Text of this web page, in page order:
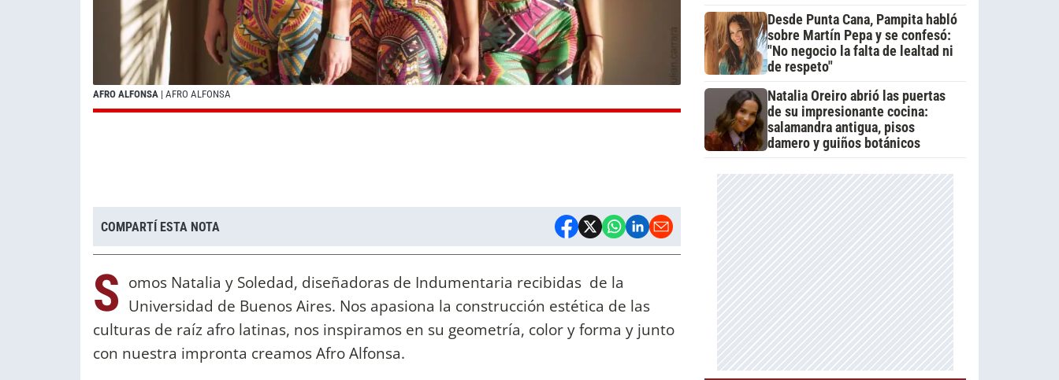
AFRO ALFONSA | AFRO ALFONSA
COMPARTÍ ESTA NOTA
S omos Natalia y Soledad, diseñadoras de Indumentaria recibidas de la
Universidad de Buenos Aires. Nos apasiona la construcción estética de las
culturas de raíz afro latinas, nos inspiramos en su geometría, color y forma y junto
con nuestra impronta creamos Afro Alfonsa.
Desde Punta Cana, Pampita habló
sobre Martín Pepa y se confesó:
"No negocio la falta de lealtad ni
de respeto"
Natalia Oreiro abrió las puertas
de su impresionante cocina:
salamandra antigua, pisos
damero y guiños botánicos